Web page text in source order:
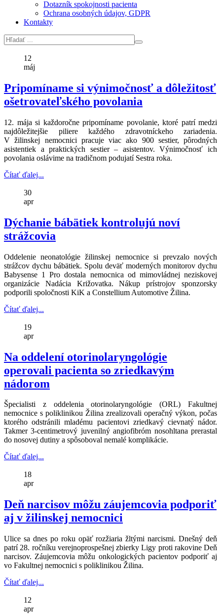
Dotazník spokojnosti pacienta
Ochrana osobných údajov, GDPR
Kontakty
12
máj
Pripomíname si výnimočnosť a dôležitosť
ošetrovateľského povolania
12. mája si každoročne pripomíname povolanie, ktoré patrí medzi
najdôležitejšie piliere každého zdravotníckeho zariadenia.
V žilinskej nemocnici pracuje viac ako 900 sestier, pôrodných
asistentiek a praktických sestier – asistentov. Výnimočnosť ich
povolania oslávime na tradičnom podujatí Sestra roka.
Čítať ďalej...
30
apr
Dýchanie bábätiek kontrolujú noví
strážcovia
Oddelenie neonatológie žilinskej nemocnice si prevzalo nových
strážcov dychu bábätiek. Spolu deväť moderných monitorov dychu
Babysense 1 Pro dostala nemocnica od mimovládnej neziskovej
organizácie Nadácia Križovatka. Nákup prístrojov sponzorsky
podporili spoločnosti KiK a Constellium Automotive Žilina.
Čítať ďalej...
19
apr
Na oddelení otorinolaryngológie
operovali pacienta so zriedkavým
nádorom
Špecialisti z oddelenia otorinolaryngológie (ORL) Fakultnej
nemocnice s poliklinikou Žilina zrealizovali operačný výkon, počas
ktorého odstránili mladému pacientovi zriedkavý cievnatý nádor.
Takmer 3-centimetrový juvenilný angiofibróm nosohltana prerastal
do nosovej dutiny a spôsoboval nemalé komplikácie.
Čítať ďalej...
18
apr
Deň narcisov môžu záujemcovia podporiť
aj v žilinskej nemocnici
Ulice sa dnes po roku opäť rozžiaria žltými narcismi. Dnešný deň
patrí 28. ročníku verejnoprospešnej zbierky Ligy proti rakovine Deň
narcisov. Záujemcovia môžu onkologických pacientov podporiť aj
vo Fakultnej nemocnici s poliklinikou Žilina.
Čítať ďalej...
12
apr